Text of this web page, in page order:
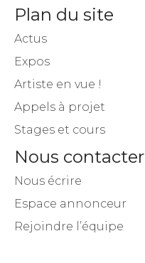
Plan du site
Actus
Expos
Artiste en vue !
Appels à projet
Stages et cours
Nous contacter
Nous écrire
Espace annonceur
Rejoindre l’équipe